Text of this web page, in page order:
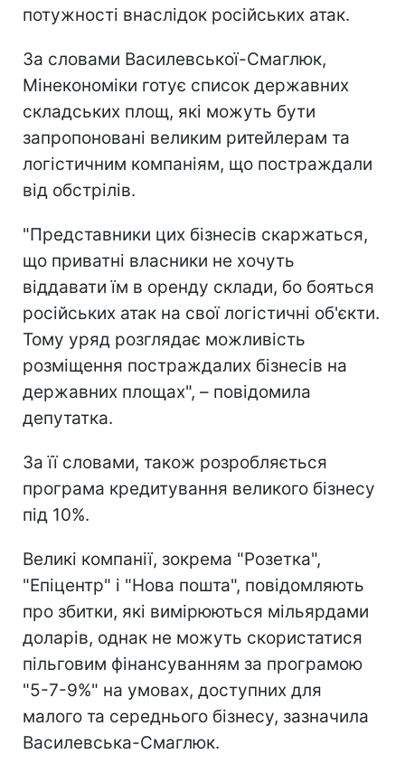
потужності внаслідок російських атак.
За словами Василевської-Смаглюк,
Мінекономіки готує список державних
складських площ, які можуть бути
запропоновані великим ритейлерам та
логістичним компаніям, що постраждали
від обстрілів.
"Представники цих бізнесів скаржаться,
що приватні власники не хочуть
віддавати їм в оренду склади, бо бояться
російських атак на свої логістичні об'єкти.
Тому уряд розглядає можливість
розміщення постраждалих бізнесів на
державних площах", – повідомила
депутатка.
За її словами, також розробляється
програма кредитування великого бізнесу
під 10%.
Великі компанії, зокрема "Розетка",
"Епіцентр" і "Нова пошта", повідомляють
про збитки, які вимірюються мільярдами
доларів, однак не можуть скористатися
пільговим фінансуванням за програмою
"5-7-9%" на умовах, доступних для
малого та середнього бізнесу, зазначила
Василевська-Смаглюк.